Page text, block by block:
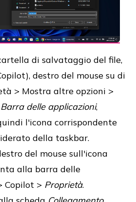
di salvataggio del file,
destro del mouse su di
> Mostra altre opzioni >
delle applicazioni,
l'icona corrispondente
della taskbar.
del mouse sull'icona
alla barra delle
Copilot > Proprietà.